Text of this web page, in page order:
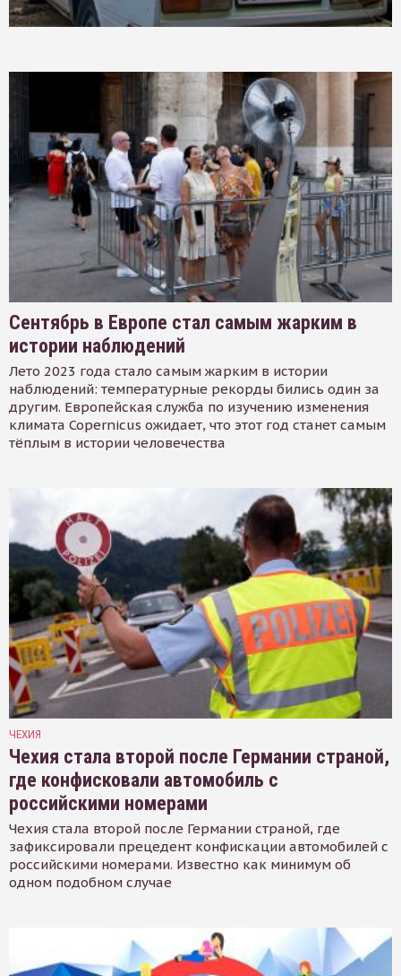
Сентябрь в Европе стал самым жарким в
истории наблюдений
Лето 2023 года стало самым жарким в истории
наблюдений: температурные рекорды бились один за
другим. Европейская служба по изучению изменения
климата Copernicus ожидает, что этот год станет самым
тёплым в истории человечества
ЧЕХИЯ
Чехия стала второй после Германии страной,
где конфисковали автомобиль с
российскими номерами
Чехия стала второй после Германии страной, где
зафиксировали прецедент конфискации автомобилей с
российскими номерами. Известно как минимум об
одном подобном случае